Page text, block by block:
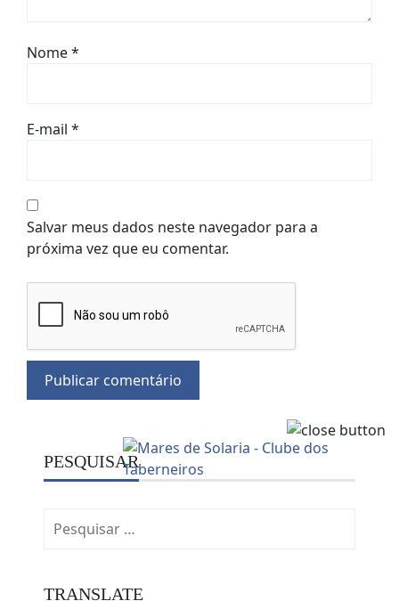
Nome*
E-mail *
Salvar meus dados neste navegador para a
próxima vez que eu comentar.
PESQUISAR
por:
TRANSLATE